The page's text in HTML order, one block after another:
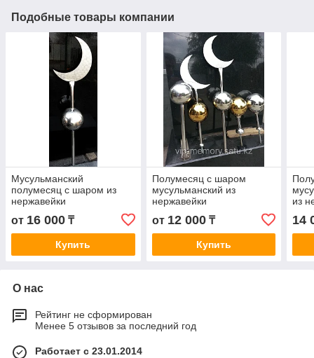
Подобные товары компании
Мусульманский
полумесяц с шаром из
нержавейки
от 16 000 ₸
Купить
Полумесяц с шаром
мусульманский из
нержавейки
от 12 000₸
Купить
из
14
О нас
Рейтинг не сформирован
Менее 5 отзывов за последний год
Работает с 23.01.2014